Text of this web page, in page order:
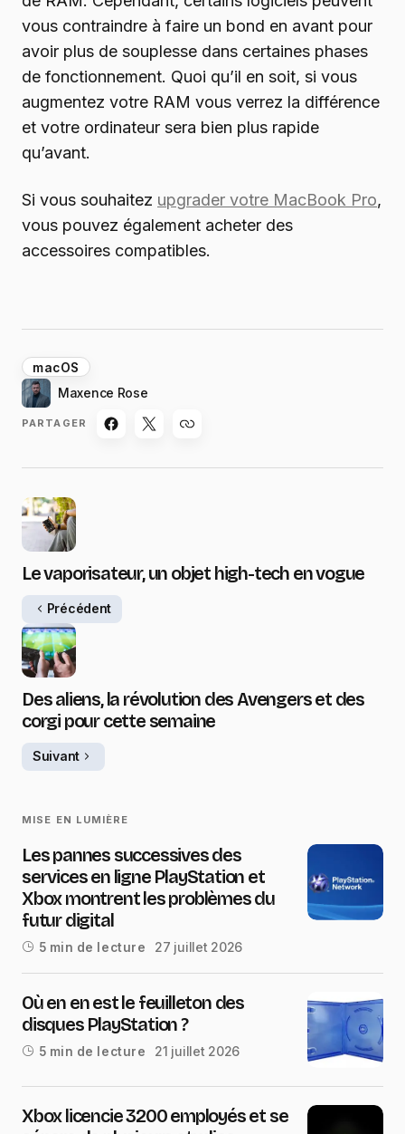
vous contraindre à faire un bond en avant pour
avoir plus de souplesse dans certaines phases
de fonctionnement. Quoi qu’il en soit, si vous
augmentez votre RAM vous verrez la différence
et votre ordinateur sera bien plus rapide
qu’avant.
Si vous souhaitez upgrader votre MacBook Pro,
vous pouvez également acheter des
accessoires compatibles.
macOS
Maxence Rose
PARTAGER
Le vaporisateur, un objet high-tech en vogue
Précédent
Des aliens, la révolution des Avengers et des
corgi pour cette semaine
Suivant
MISE EN LUMIÈRE
Les pannes successives des
services en ligne PlayStation et
Xbox montrent les problèmes du
futur digital
5 min de lecture 27 juillet 2026
Où en en est le feuilleton des
disques PlayStation ?
5 min de lecture 21 juillet 2026
Xbox licencie 3200 employés et se